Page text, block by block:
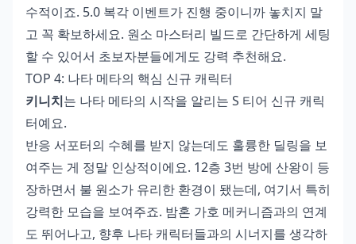
수적이죠. 5.0 복각 이벤트가 진행 중이니까 놓치지 말
고 꼭 확보하세요. 원소 마스터리 빌드로 간단하게 세팅
할 수 있어서 초보자분들에게도 강력 추천해요.
TOP 4: 나타 메타의 핵심 신규 캐릭터
키니치는 나타 메타의 시작을 알리는 S 티어 신규 캐릭
터예요.
반응 서포터의 수혜를 받지 않는데도 훌륭한 딜링을 보
여주는 게 정말 인상적이에요. 12층 3번 방에 산왕이 등
장하면서 불 원소가 유리한 환경이 됐는데, 여기서 특히
강력한 모습을 보여주죠. 밤혼 가호 메커니즘과의 연계
도 뛰어나고, 향후 나타 캐릭터들과의 시너지를 생각하